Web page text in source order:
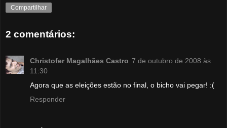
Compartilhar
2 comentários:
Christofer Magalhães Castro 7 de outubro de 2008 às
11:30
Agora que as eleições estão no final, o bicho vai pegar! :(
Responder